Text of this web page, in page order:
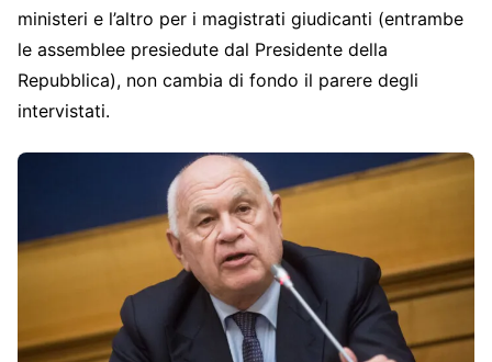
ministeri e l’altro per i magistrati giudicanti (entrambe
le assemblee presiedute dal Presidente della
Repubblica), non cambia di fondo il parere degli
intervistati.